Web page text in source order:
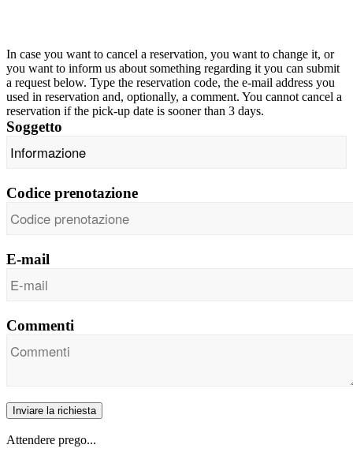
In case you want to cancel a reservation, you want to change it, or
you want to inform us about something regarding it you can submit
a request below. Type the reservation code, the e-mail address you
used in reservation and, optionally, a comment. You cannot cancel a
reservation if the pick-up date is sooner than 3 days.
Soggetto
Codice prenotazione
E-mail
Commenti
Inviare la richiesta
Attendere prego...